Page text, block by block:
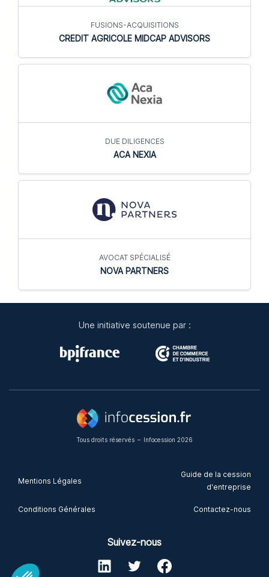
FUSIONS-ACQUISITIONS
CREDIT AGRICOLE MIDCAP ADVISORS
DUE DILIGENCES
ACA NEXIA
AVOCAT SPÉCIALISÉ
NOVA PARTNERS
Une initiative soutenue par :
Mentions Légales
Conditions Générales
Guide de la cession
d'entreprise
Contactez-nous
Tous droits réservés – Infocession 2026
Suivez-nous